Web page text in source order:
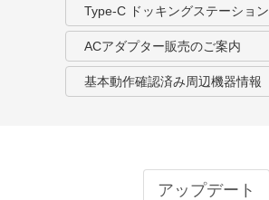
Type-C ドッキングステーション
ACアダプター販売のご案内
基本動作確認済み周辺機器情報
アップデート